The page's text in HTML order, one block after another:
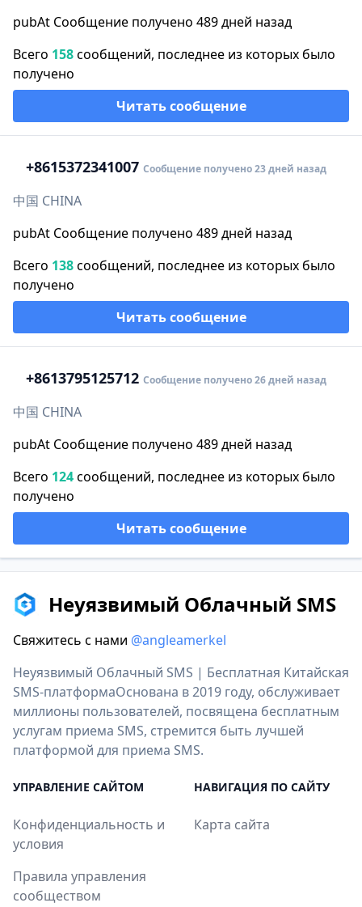
pubAt Сообщение получено 489 дней назад
Всего 158сообщений, последнее из которых было
получено
Читать сообщение
+8615372341007 Сообщение получено 23 дней назад
中国 CHINA
pubAt Сообщение получено 489 дней назад
Всего 138сообщений, последнее из которых было
получено
Читать сообщение
+8613795125712 Сообщение получено 26 дней назад
中国 CHINA
pubAt Сообщение получено 489 дней назад
Всего 124сообщений, последнее из которых было
получено
Читать сообщение
Неуязвимый Облачный SMS
Свяжитесь с нами @angleamerkel
Неуязвимый Облачный SMS | Бесплатная Китайская
SMS-платформаОснована в 2019 году, обслуживает
миллионы пользователей, посвящена бесплатным
услугам приема SMS, стремится быть лучшей
платформой для приема SMS.
УПРАВЛЕНИЕ САЙТОМ
Конфиденциальность и
условия
Правила управления
сообществом
НАВИГАЦИЯ ПО САЙТУ
Карта сайта